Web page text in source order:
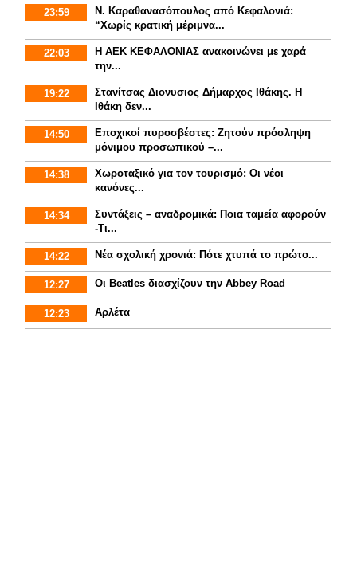
23:59
Ν. Καραθανασόπουλος από Κεφαλονιά:
“Χωρίς κρατική μέριμνα...
22:03
Η ΑΕΚ ΚΕΦΑΛΟΝΙΑΣ ανακοινώνει με χαρά
την...
19:22
Στανίτσας Διονυσιος Δήμαρχος Ιθάκης. Η
Ιθάκη δεν...
14:50
Εποχικοί πυροσβέστες: Ζητούν πρόσληψη
μόνιμου προσωπικού –...
14:38
Χωροταξικό για τον τουρισμό: Οι νέοι
κανόνες...
14:34
Συντάξεις – αναδρομικά: Ποια ταμεία αφορούν
-Τι...
14:22 Νέα σχολική χρονιά: Πότε χτυπά το πρώτο...
12:27 Οι Beatles διασχίζουν την Abbey Road
12:23 Αρλέτα